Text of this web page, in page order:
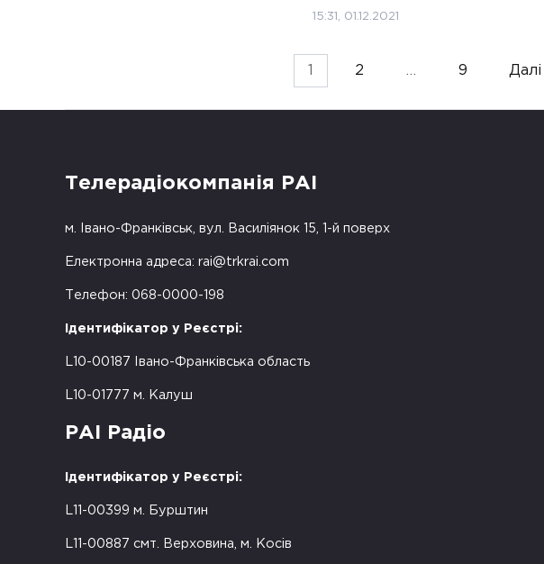
15:31, 01.12.2021
2 … 9 Далі
Телерадіокомпанія РАІ
м. Івано-Франківськ, вул. Василіянок 15, 1-й поверх
Електронна адреса: rai@trkrai.com
Телефон: 068-0000-198
Ідентифікатор у Реєстрі:
L10-00187 Івано-Франківська область
L10-01777 м. Калуш
РАІ Радіо
Ідентифікатор у Реєстрі:
L11-00399 м. Бурштин
L11-00887 смт. Верховина, м. Косів